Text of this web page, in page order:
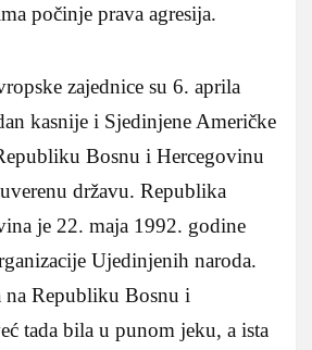
počinje prava agresija.
zajednice su 6. aprila
kasnije i Sjedinjene Američke
Bosnu i Hercegovinu
državu. Republika
je 22. maja 1992. godine
Ujedinjenih naroda.
na Republiku Bosnu i
tada bila u punom jeku, a ista